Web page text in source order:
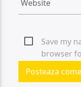
Save my
browser